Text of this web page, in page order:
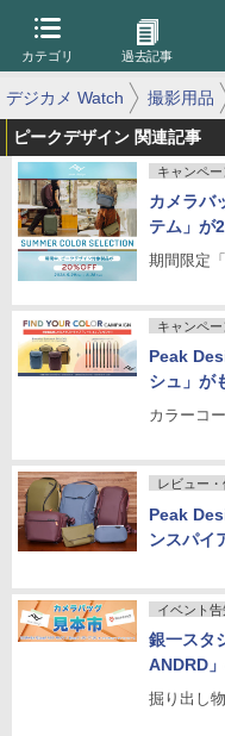
カテゴリ 過去記事
デジカメ Watch 撮影用品
ピークデザイン 関連記事
キャンペー
カメラバ
テム」が
期間限定
キャンペー
Peak
シュ」が
カラーコ
レビュー
Peak
ンスパイ
イベント告
銀一スタ
ANDRD
掘り出し